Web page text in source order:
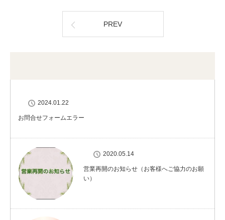
PREV
2024.01.22
お問合せフォームエラー
2020.05.14
営業再開のお知らせ（お客様へご協力のお願
い）